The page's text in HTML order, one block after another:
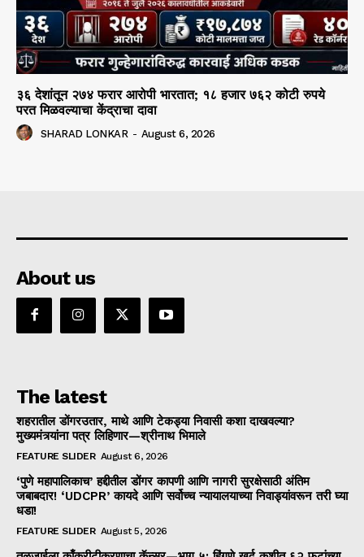
३६ देशांतून २७४ फरार आरोपी भारतात; १८ हजार ७६२ कोटी रुपये
परत मिळवल्याचा केंद्राचा दावा
SHARAD LONKAR - August 6, 2026
About us
The latest
शहरातील डोंगरउतार, माथे आणि टेकड्या निवासी कशा दाखवल्या?
मुख्यमंत्र्यांना पत्र लिहिणार—श्रीनाथ भिमाले
FEATURE SLIDER August 6, 2026
‘पुणे महापालिकाच’ हद्दीतील डोंगर कापणी आणि नागरी सुरक्षेसाठी अंतिम
जबाबदार! ‘UDCPR’ कायदे आणि सर्वोच्च न्यायालयाच्या निवाड्यांवरून तरी घ्या
धडा!
FEATURE SLIDER August 5, 2026